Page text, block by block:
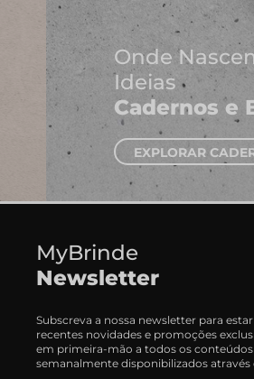
Onde Nascem As
Ideias
Cadernos e Blocos
EXPLORAR CADERNOS
MyBrinde
Newsletter
Subscreva a nossa newsletter para
recentes novidades e promoções
em primeira-mão a todos os conteúdos
semanalmente disponibilizados através